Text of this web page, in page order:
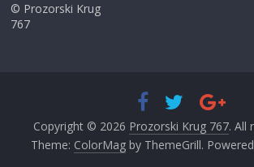
© Prozorski Krug
767
Copyright © 2026 Prozorski Krug 767. All
Theme: ColorMagby ThemeGrill.